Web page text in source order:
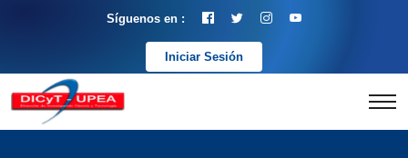
Síguenos en :
Iniciar Sesión